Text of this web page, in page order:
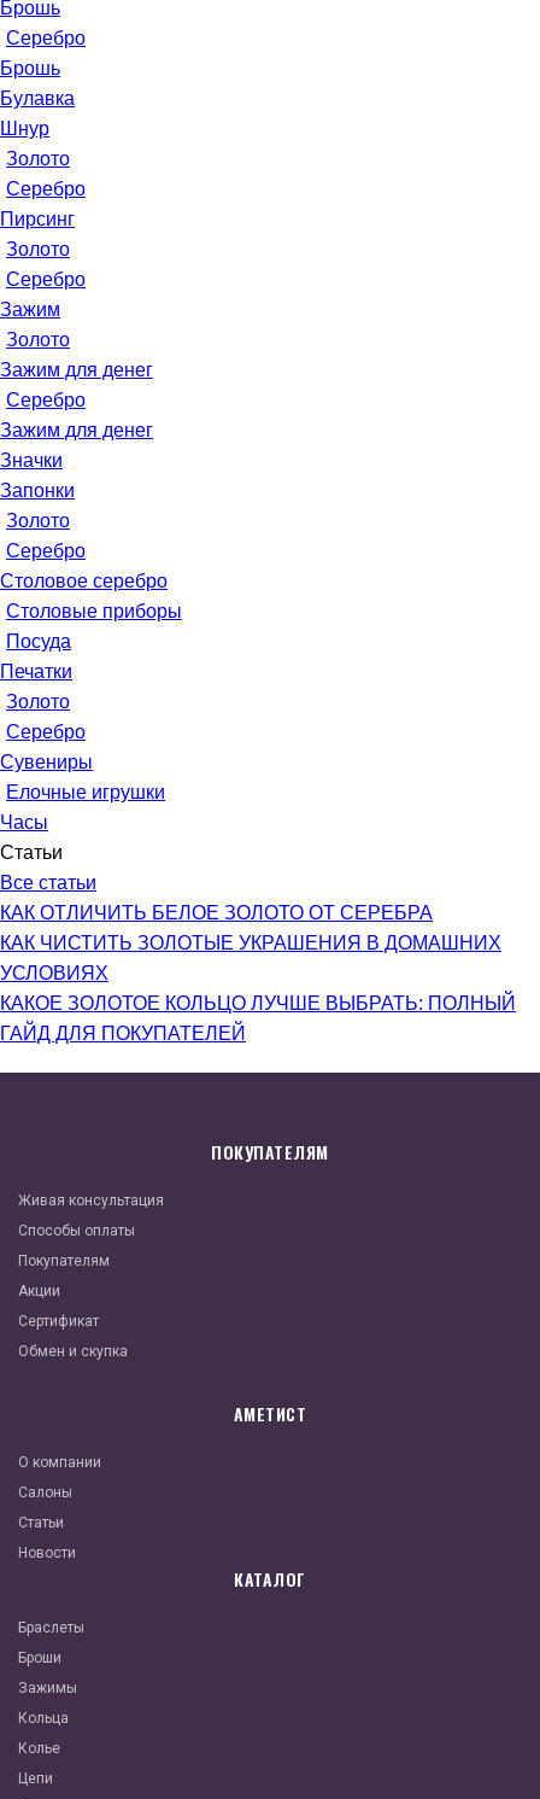
Брошь
Серебро
Брошь
Булавка
Шнур
Золото
Серебро
Пирсинг
Золото
Серебро
Зажим
Золото
Зажим для денег
Серебро
Зажим для денег
Значки
Запонки
Золото
Серебро
Столовое серебро
Столовые приборы
Посуда
Печатки
Золото
Серебро
Сувениры
Елочные игрушки
Часы
Статьи
Все статьи
КАК ОТЛИЧИТЬ БЕЛОЕ ЗОЛОТО ОТ СЕРЕБРА
КАК ЧИСТИТЬ ЗОЛОТЫЕ УКРАШЕНИЯ В ДОМАШНИХ
УСЛОВИЯХ
КАКОЕ ЗОЛОТОЕ КОЛЬЦО ЛУЧШЕ ВЫБРАТЬ: ПОЛНЫЙ
ГАЙД ДЛЯ ПОКУПАТЕЛЕЙ
ПОКУПАТЕЛЯМ
Живая консультация
Способы оплаты
Покупателям
Акции
Сертификат
Обмен и скупка
АМЕТИСТ
О компании
Салоны
Статьи
Новости
КАТАЛОГ
Браслеты
Броши
Зажимы
Кольца
Колье
Цепи